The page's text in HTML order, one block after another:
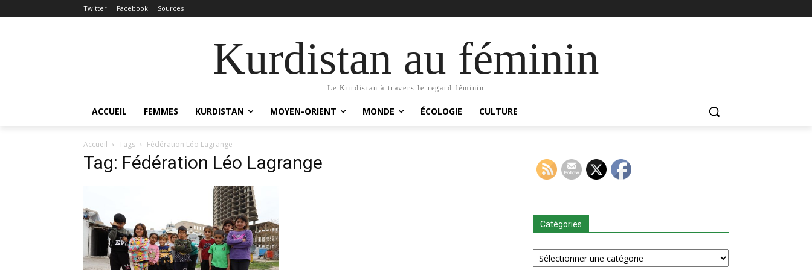
Twitter Facebook Sources
Kurdistan au féminin
Le Kurdistan à travers le regard féminin
ACCUEIL FEMMES KURDISTAN MOYEN-ORIENT MONDE ÉCOLOGIE CULTURE
Accueil Tags Fédération Léo Lagrange
Tag: Fédération Léo Lagrange
Catégories
Catégories